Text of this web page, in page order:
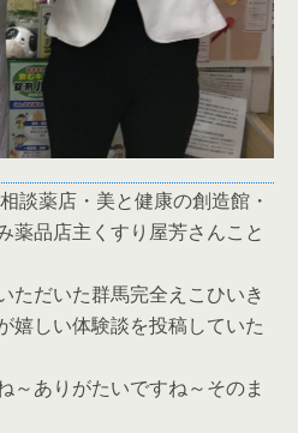
談薬店・美と健康の創造館・
品店主くすり屋芳さんこと
ただいた群馬完全えこひいき
しい体験談を投稿していた
～ありがたいですね～そのま